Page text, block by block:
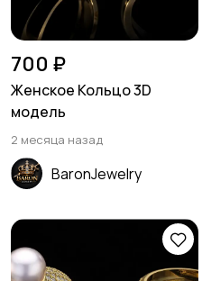
700 ₽
Женское Кольцо 3D
модель
2 месяца назад
BaronJewelry